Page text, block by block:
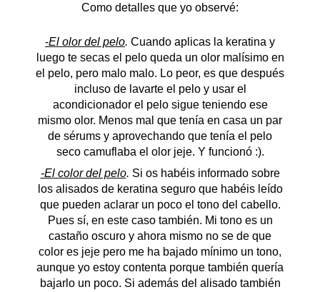
Como detalles que yo observé:
-El olor del pelo. Cuando aplicas la keratina y
luego te secas el pelo queda un olor malísimo en
el pelo, pero malo malo. Lo peor, es que después
incluso de lavarte el pelo y usar el
acondicionador el pelo sigue teniendo ese
mismo olor. Menos mal que tenía en casa un par
de sérums y aprovechando que tenía el pelo
seco camuflaba el olor jeje. Y funcionó :).
-El color del pelo. Si os habéis informado sobre
los alisados de keratina seguro que habéis leído
que pueden aclarar un poco el tono del cabello.
Pues sí, en este caso también. Mi tono es un
castaño oscuro y ahora mismo no se de que
color es jeje pero me ha bajado mínimo un tono,
aunque yo estoy contenta porque también quería
bajarlo un poco. Si además del alisado también